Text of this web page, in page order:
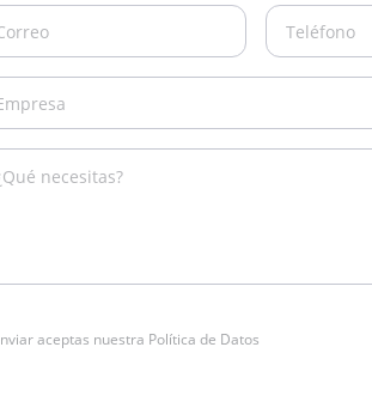
aceptas nuestra Política de Datos